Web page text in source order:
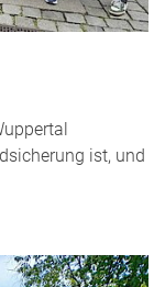
ist, und